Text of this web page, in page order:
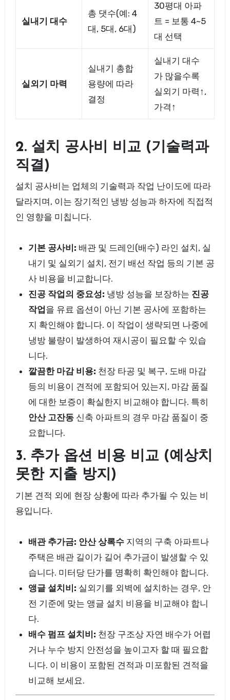
실내기 대수
총 댓수(예: 4
대, 5대, 6대)
30평대 아파
트 = 보통 4~5
대 선택
실외기 마력
실내기 총합
용량에 따라
결정
실내기 대수
가 많을수록
실외기 마력↑,
가격↑
2. 설치 공사비 비교 (기술력과
직결)
설치 공사비는 업체의 기술력과 작업 난이도에 따라
달라지며, 이는 장기적인 냉방 성능과 하자에 직접적
인 영향을 미칩니다.
기본 공사비: 배관 및 드레인(배수) 라인 설치, 실
내기 및 실외기 설치, 전기 배선 작업 등의 기본 공
사 비용을 비교합니다.
진공 작업의 중요성: 냉방 성능을 보장하는 진공
작업 을 유료 옵션이 아닌 기본 공사에 포함하는
지 확인해야 합니다. 이 작업이 생략되면 나중에
냉방 불량이 발생하여 재시공이 필요할 수 있습
니다.
깔끔한 마감 비용: 천장 타공 및 복구, 도배 마감
등의 비용이 견적에 포함되어 있는지, 마감 품질
에 대한 보증이 확실한지 비교해야 합니다. 특히
안산 고잔동 신축 아파트의 경우 마감 품질이 중
요합니다.
3. 추가 옵션 비용 비교 (예상치
못한 지출 방지)
기본 견적 외에 현장 상황에 따라 추가될 수 있는 비
용입니다.
배관 추가금: 안산 상록수 지역의 구축 아파트나
주택은 배관 길이가 길어 추가금이 발생할 수 있
습니다. 미터당 단가를 명확히 확인해야 합니다.
앵글 설치비: 실외기를 외벽에 설치하는 경우, 안
전 기준에 맞는 앵글 설치 비용을 비교해야 합니
다.
배수 펌프 설치비: 천장 구조상 자연 배수가 어렵
거나 누수 방지 안전성을 높이고자 할 때 필요합
니다. 이 비용이 포함된 견적과 미포함된 견적을
비교해 보세요.